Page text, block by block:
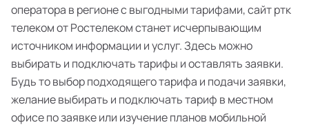
оператора в регионе с выгодными тарифами, сайт ртк
телеком от Ростелеком станет исчерпывающим
источником информации и услуг. Здесь можно
выбирать и подключать тарифы и оставлять заявки.
Будь то выбор подходящего тарифа и подачи заявки,
желание выбирать и подключать тариф в местном
офисе по заявке или изучение планов мобильной